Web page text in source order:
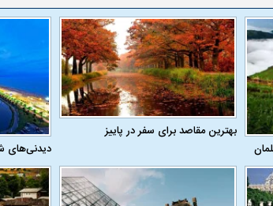
بهترین مقاصد برای سفر در پاییز
دیدنی‌های